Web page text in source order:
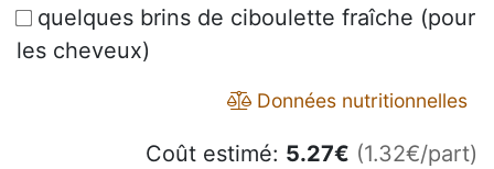
quelques brins de ciboulette fraîche (pour
les cheveux)
Données nutritionnelles
Coût estimé: 5.27€ (1.32€/part)